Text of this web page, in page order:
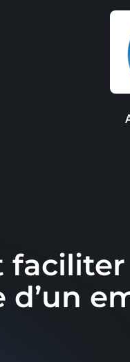
faciliter
d’un